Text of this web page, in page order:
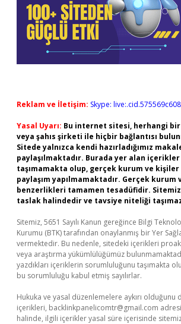
Reklam ve İletişim: Skype:
Yasal Uyarı: Bu internet sitesi, herhangi
veya şahıs şirketi ile hiçbir bağlantısı
Sitede yalnızca kendi hazırladığımız
paylaşılmaktadır. Burada yer alan
taşımamakta olup, gerçek kurum ve kişiler
paylaşım yapılmamaktadır. Gerçek
benzerlikleri tamamen tesadüfidir.
taslak halindedir ve tavsiye niteliği
Sitemiz, 5651 Sayılı Kanun gereğince Bilgi
Kurumu (BTK) tarafından onaylanmış bir Yer
vermektedir. Bu nedenle, sitedeki içerikleri
veya araştırma yükümlülüğümüz
yazdıkları içeriklerin sorumluluğunu taşımakta
bu sorumluluğu kabul etmiş sayılırlar.
Hukuka ve yasal düzenlemelere aykırı olduğunu
içerikleri, backlinkpanelicomtr@gmail.com
halinde, ilgili içerikler yasal süre içerisinde